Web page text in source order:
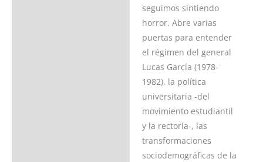
seguimos sintiendo
horror. Abre varias
puertas para entender
el régimen del general
Lucas García (1978-
1982), la política
universitaria -del
movimiento estudiantil
y la rectoría-, las
transformaciones
sociodemográficas de la